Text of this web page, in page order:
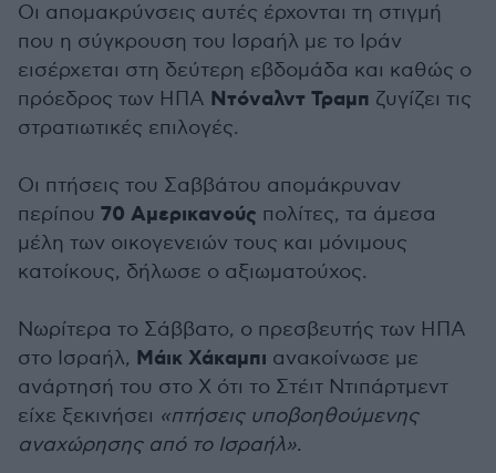
Οι απομακρύνσεις αυτές έρχονται τη στιγμή
που η σύγκρουση του Ισραήλ με το Ιράν
εισέρχεται στη δεύτερη εβδομάδα και καθώς ο
πρόεδρος των ΗΠΑ Ντόναλντ Τραμπ ζυγίζει τις
στρατιωτικές επιλογές.
Οι πτήσεις του Σαββάτου απομάκρυναν
περίπου 70 Αμερικανούς πολίτες, τα άμεσα
μέλη των οικογενειών τους και μόνιμους
κατοίκους, δήλωσε ο αξιωματούχος.
Νωρίτερα το Σάββατο, ο πρεσβευτής των ΗΠΑ
στο Ισραήλ, Μάικ Χάκαμπι ανακοίνωσε με
ανάρτησή του στο Χ ότι το Στέιτ Ντιπάρτμεντ
είχε ξεκινήσει «πτήσεις υποβοηθούμενης
αναχώρησης από το Ισραήλ».